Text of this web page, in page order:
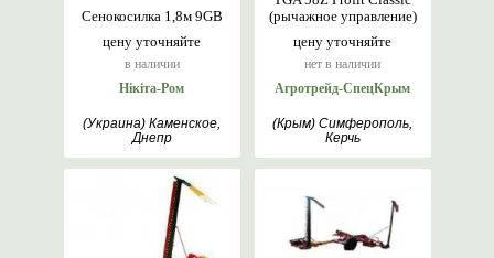
цену уточняйте
в наличии
Сенокосилка 1,8м 9GB
Нікіта-Ром
(Украина) Каменское,
Днепр
цену уточняйте
нет в наличии
(рычажное управление)
Агротрейд-СпецКрым
(Крым) Симферополь,
Керчь